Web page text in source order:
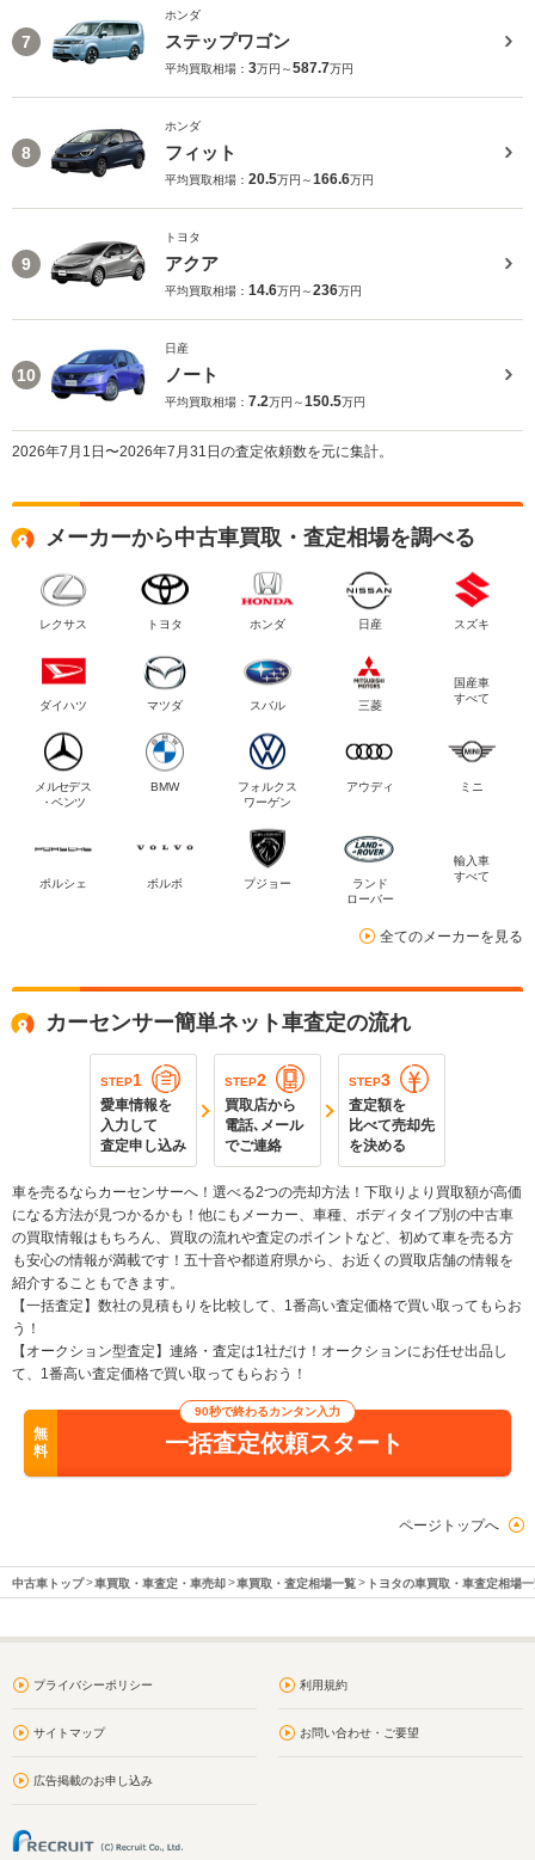
7
ホンダ
ステップワゴン
平均買取相場： 3万円～587.7万円
8
ホンダ
フィット
平均買取相場： 20.5万円～166.6万円
9
トヨタ
アクア
平均買取相場： 14.6万円～236万円
10
日産
ノート
平均買取相場： 7.2万円～150.5万円
2026年7月1日〜2026年7月31日の査定依頼数を元に集計。
メーカーから中古車買取・査定相場を調べる
レクサス トヨタ ホンダ 日産 スズキ
ダイハツ マツダ スバル 三菱
国産車
すべて
メルセデス
・ベンツ
BMW
フォルクス
ワーゲン
アウディ ミニ
ポルシェ ボルボ プジョー
ランド
ローバー
輸入車
すべて
全てのメーカーを見る
カーセンサー簡単ネット車査定の流れ
STEP1
愛車情報を
入力して
査定申し込み
STEP2
買取店から
電話､メール
でご連絡
STEP3
査定額を
比べて売却先
を決める
車を売るならカーセンサーへ！選べる2つの売却方法！下取りより買取額が高価
になる方法が見つかるかも！他にもメーカー、車種、ボディタイプ別の中古車
の買取情報はもちろん、買取の流れや査定のポイントなど、初めて車を売る方
も安心の情報が満載です！五十音や都道府県から、お近くの買取店舗の情報を
紹介することもできます。
【一括査定】数社の見積もりを比較して、1番高い査定価格で買い取ってもらお
う！
【オークション型査定】連絡・査定は1社だけ！オークションにお任せ出品し
て、1番高い査定価格で買い取ってもらおう！
無
料
90秒で終わるカンタン入力
一括査定依頼スタート
ページトップへ
中古車トップ 車買取・車査定・車売却 車買取・査定相場一覧 トヨタの車買取・車査定相場
プライバシーポリシー 利用規約
サイトマップ お問い合わせ・ご要望
広告掲載のお申し込み